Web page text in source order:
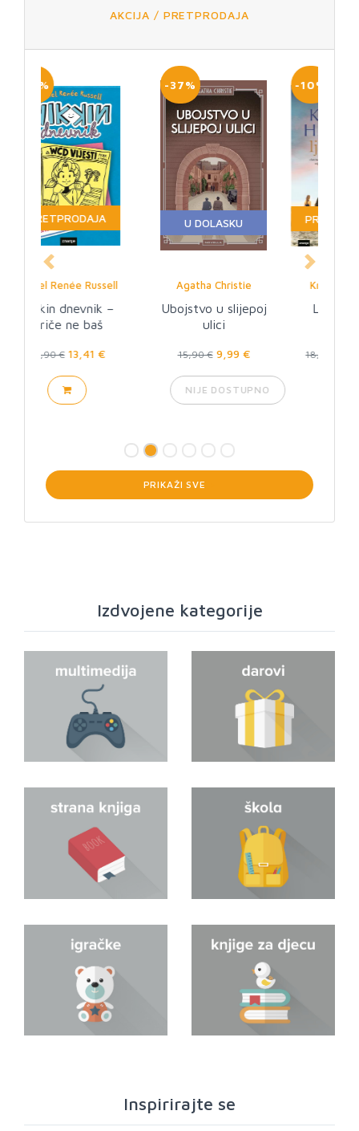
AKCIJA / PRETPRODAJA
-37%
U DOLASKU
Agatha Christie
Ubojstvo u slijepoj
15,90 €
NIJE DOSTUPNO
-10%
PRETPRODAJA
Kristin Hannah
Ljetni otok
18,90 € 17,01 €
Previous Next
PRIKAŽI SVE
Izdvojene kategorije
Inspirirajte se